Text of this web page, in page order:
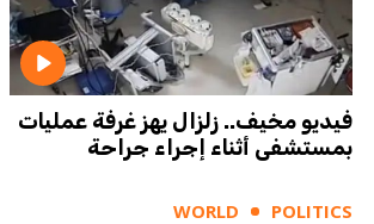
فيديو مخيف.. زلزال يهز غرفة عمليات
بمستشفى أثناء إجراء جراحة
WORLD POLITICS